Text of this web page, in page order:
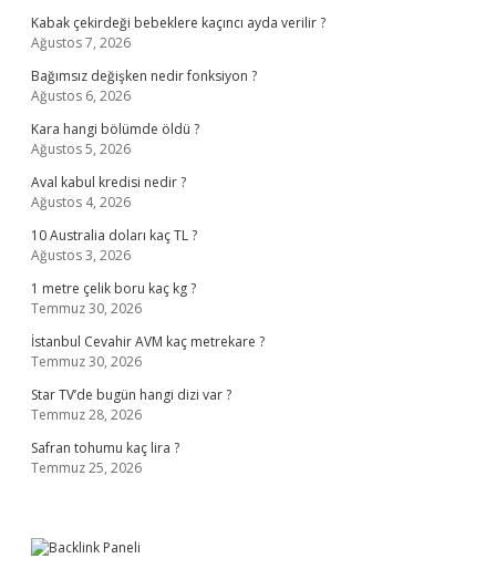
Kabak çekirdeği bebeklere kaçıncı ayda verilir ?
Ağustos 7, 2026
Bağımsız değişken nedir fonksiyon ?
Ağustos 6, 2026
Kara hangi bölümde öldü ?
Ağustos 5, 2026
Aval kabul kredisi nedir ?
Ağustos 4, 2026
10 Australia doları kaç TL ?
Ağustos 3, 2026
1 metre çelik boru kaç kg ?
Temmuz 30, 2026
İstanbul Cevahir AVM kaç metrekare ?
Temmuz 30, 2026
Star TV’de bugün hangi dizi var ?
Temmuz 28, 2026
Safran tohumu kaç lira ?
Temmuz 25, 2026